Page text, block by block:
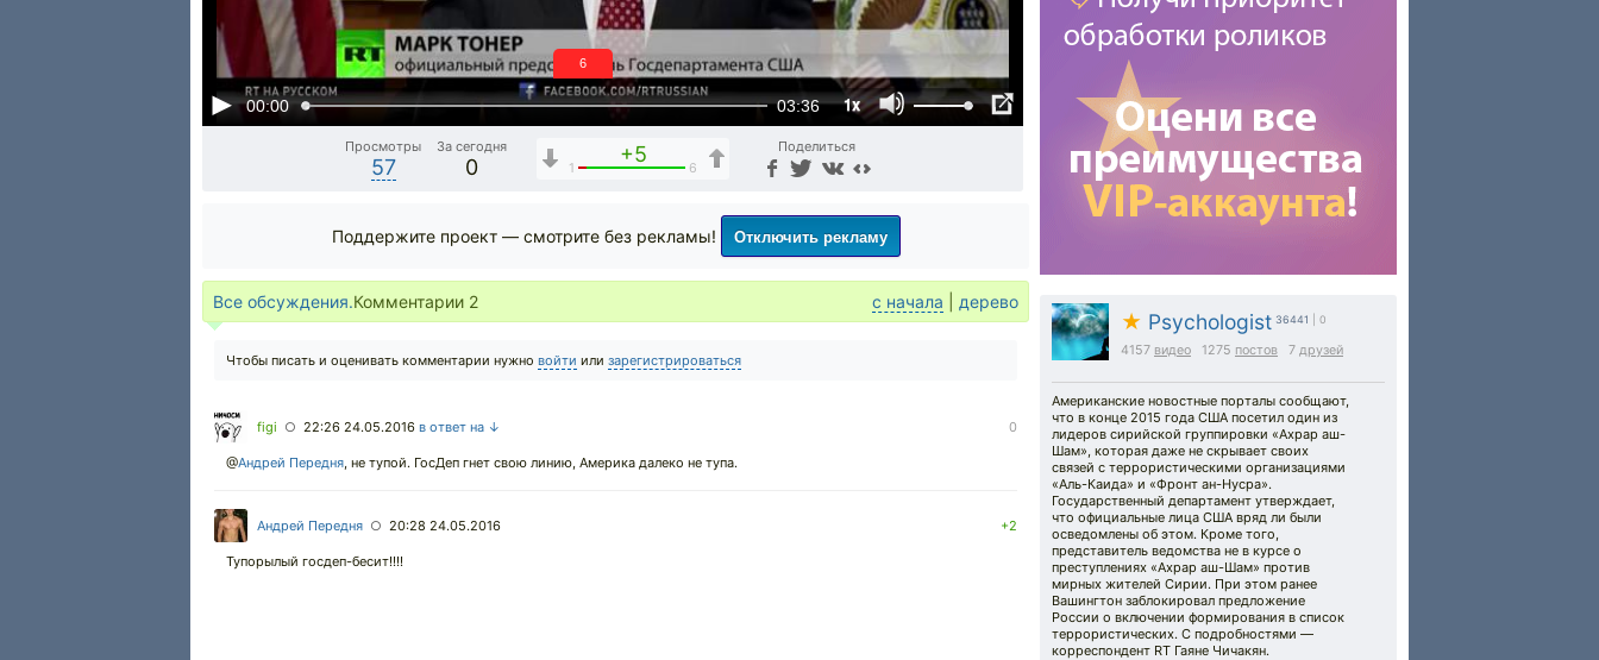
00:00 03:36 1x
6
Просмотры
57
За сегодня
0
+5
1 6
Поделиться
★ Psychologist 36441 | 0
4157 видео 1275 постов 7 друзей
Американские новостные порталы сообщают,
что в конце 2015 года США посетил один из
лидеров сирийской группировки «Ахрар аш-
Шам», которая даже не скрывает своих
связей с террористическими организациями
«Аль-Каида» и «Фронт ан-Нусра».
Государственный департамент утверждает,
что официальные лица США вряд ли были
осведомлены об этом. Кроме того,
представитель ведомства не в курсе о
преступлениях «Ахрар аш-Шам» против
мирных жителей Сирии. При этом ранее
Вашингтон заблокировал предложение
России о включении формирования в список
террористических. С подробностями —
корреспондент RT Гаяне Чичакян.
Поддержите проект — смотрите без рекламы! Отключить рекламу
Все обсуждения.Комментарии 2 с начала дерево
Чтобы писать и оценивать комментарии нужно войти или зарегистрироваться
figi ○ 22:26 24.05.2016 в ответ на ↓ 0
@Андрей Передня не тупой. ГосДеп гнет свою линию, Америка далеко не тупа.
Андрей Передня ○ 20:28 24.05.2016 +2
Тупорылый госдеп-бесит!!!!